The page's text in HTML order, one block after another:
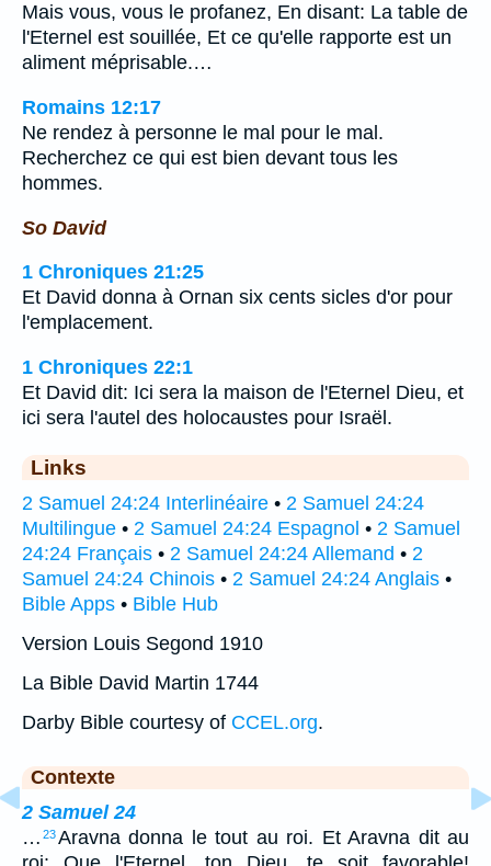
Mais vous, vous le profanez, En disant: La table de
l'Eternel est souillée, Et ce qu'elle rapporte est un
aliment méprisable.…
Romains 12:17
Ne rendez à personne le mal pour le mal.
Recherchez ce qui est bien devant tous les
hommes.
So David
1 Chroniques 21:25
Et David donna à Ornan six cents sicles d'or pour
l'emplacement.
1 Chroniques 22:1
Et David dit: Ici sera la maison de l'Eternel Dieu, et
ici sera l'autel des holocaustes pour Israël.
Links
2 Samuel 24:24 Interlinéaire • 2 Samuel 24:24
Multilingue • 2 Samuel 24:24 Espagnol • 2 Samuel
24:24 Français • 2 Samuel 24:24 Allemand • 2
Samuel 24:24 Chinois • 2 Samuel 24:24 Anglais •
Bible Apps • Bible Hub
Version Louis Segond 1910
La Bible David Martin 1744
Darby Bible courtesy of CCEL.org.
Contexte
2 Samuel 24
… 23Aravna donna le tout au roi. Et Aravna dit au